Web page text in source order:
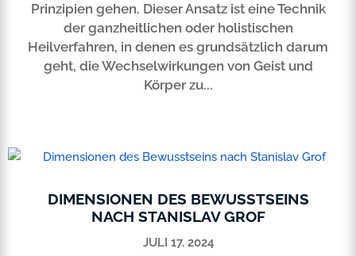
Prinzipien gehen. Dieser Ansatz ist eine Technik
der ganzheitlichen oder holistischen
Heilverfahren, in denen es grundsätzlich darum
geht, die Wechselwirkungen von Geist und
Körper zu...
DIMENSIONEN DES BEWUSSTSEINS
NACH STANISLAV GROF
JULI 17, 2024